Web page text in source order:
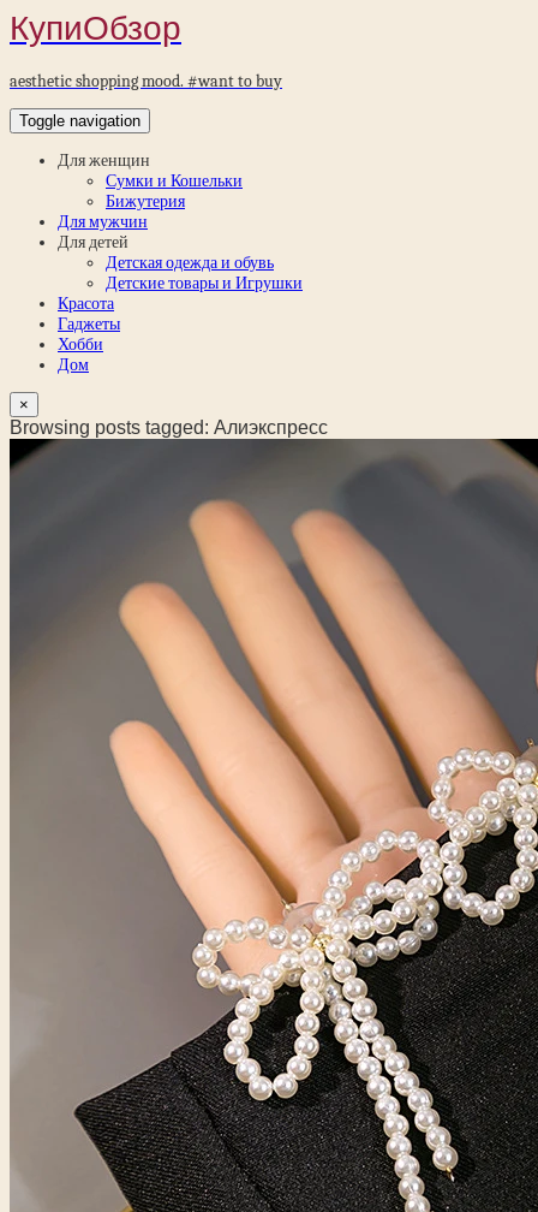
КупиОбзор
aesthetic shopping mood. #want to buy
Toggle navigation
Для женщин
Сумки и Кошельки
Бижутерия
Для мужчин
Для детей
Детская одежда и обувь
Детские товары и Игрушки
Красота
Гаджеты
Хобби
Дом
×
Browsing posts tagged: Алиэкспресс